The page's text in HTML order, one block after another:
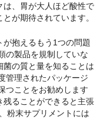
は、胃が大人ほど酸性で
が期待されています。
抱えるもう1つの問題
の製品を規制していな
の質と量を知ることは
管理されたパッケージ
つことをお勧めします
残ることができると主張
粉末サプリメントには